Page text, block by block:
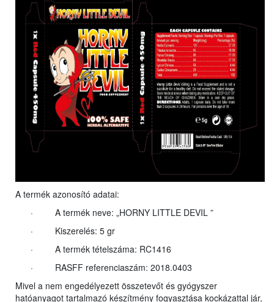
A termék azonosító adatai:
· A termék neve: „HORNY LITTLE DEVIL ”
· Kiszerelés: 5 gr
· A termék tételszáma: RC1416
· RASFF referenciaszám: 2018.0403
Mivel a nem engedélyezett összetevőt és gyógyszer
hatóanyagot tartalmazó készítmény fogyasztása kockázattal jár,